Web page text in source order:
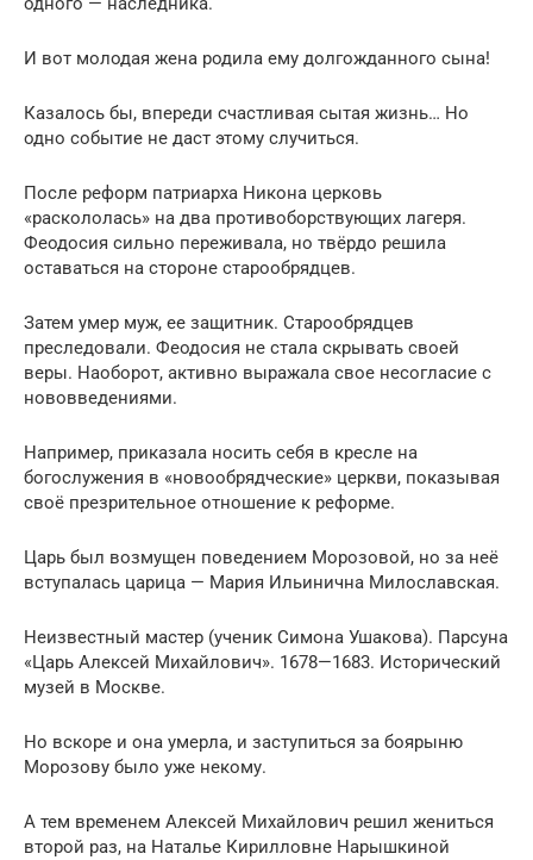
И вот молодая жена родила ему долгожданного сына!
Казалось бы, впереди счастливая сытая жизнь… Но
одно событие не даст этому случиться.
После реформ патриарха Никона церковь
«раскололась» на два противоборствующих лагеря.
Феодосия сильно переживала, но твёрдо решила
оставаться на стороне старообрядцев.
Затем умер муж, ее защитник. Старообрядцев
преследовали. Феодосия не стала скрывать своей
веры. Наоборот, активно выражала свое несогласие с
нововведениями.
Например, приказала носить себя в кресле на
богослужения в «новообрядческие» церкви, показывая
своё презрительное отношение к реформе.
Царь был возмущен поведением Морозовой, но за неё
вступалась царица — Мария Ильинична Милославская.
Неизвестный мастер (ученик Симона Ушакова). Парсуна
«Царь Алексей Михайлович». 1678—1683. Исторический
музей в Москве.
Но вскоре и она умерла, и заступиться за боярыню
Морозову было уже некому.
А тем временем Алексей Михайлович решил жениться
второй раз, на Наталье Кирилловне Нарышкиной